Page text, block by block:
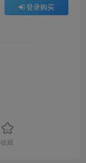
登录购买
收藏